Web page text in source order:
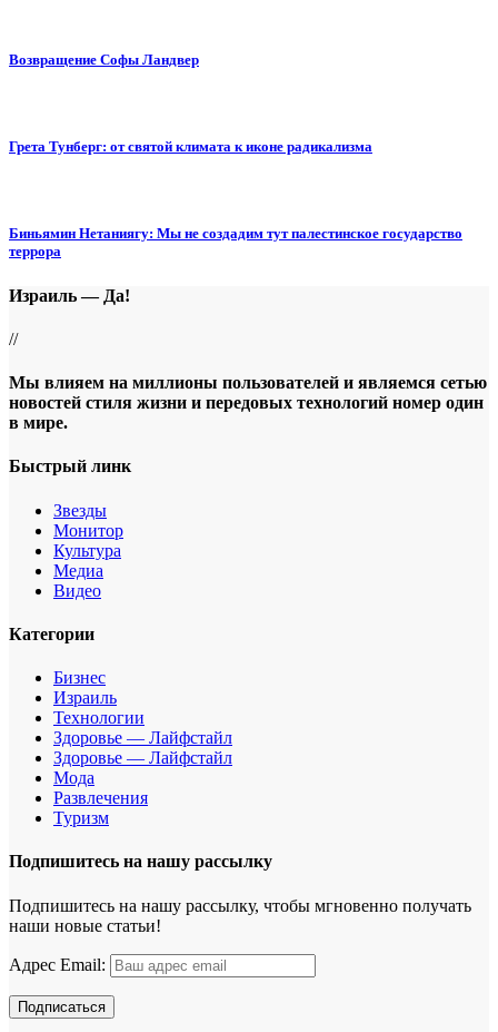
Возвращение Софы Ландвер
Грета Тунберг: от святой климата к иконе радикализма
Биньямин Нетаниягу: Мы не создадим тут палестинское государство
террора
Израиль — Да!
//
Мы влияем на миллионы пользователей и являемся сетью
новостей стиля жизни и передовых технологий номер один
в мире.
Быстрый линк
Звезды
Монитор
Культура
Медиа
Видео
Категории
Бизнес
Израиль
Технологии
Здоровье — Лайфстайл
Здоровье — Лайфстайл
Мода
Развлечения
Туризм
Подпишитесь на нашу рассылку
Подпишитесь на нашу рассылку, чтобы мгновенно получать
наши новые статьи!
Адрес Email: